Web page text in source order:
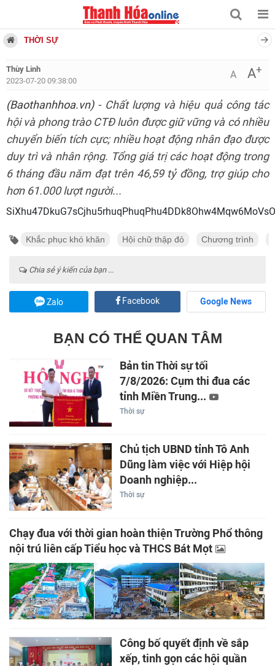
THỜI SỰ
Thùy Linh
2023-07-20 09:38:00
A A+
(Baothanhhoa.vn)- Chất lượng và hiệu quả công tác
hội và phong trào CTĐ luôn được giữ vững và có nhiều
chuyển biến tích cực; nhiều hoạt động nhân đạo được
duy trì và nhân rộng. Tổng giá trị các hoạt động trong
6 tháng đầu năm đạt trên 46,59 tỷ đồng, trợ giúp cho
hơn 61.000 lượt người...
Khắc phục khó khăn Hội chữ thập đỏ Chương trình
Chia sẻ ý kiến của bạn ...
Zalo Facebook Google News
BẠN CÓ THỂ QUAN TÂM
Bản tin Thời sự tối
7/8/2026: Cụm thi đua các
tỉnh Miền Trung...
Thời sự
Chủ tịch UBND tỉnh Tô Anh
Dũng làm việc với Hiệp hội
Doanh nghiệp...
Thời sự
Chạy đua với thời gian hoàn thiện Trường Phổ thông
nội trú liên cấp Tiểu học và THCS Bát Mọt
Công bố quyết định về sắp
xếp, tinh gọn các hội quần